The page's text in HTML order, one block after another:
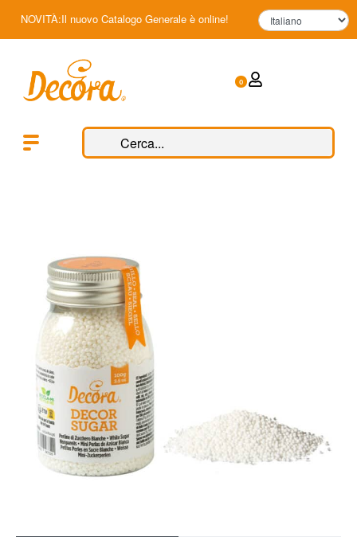
NOVITÀ:Il nuovo Catalogo Generale è online!
0